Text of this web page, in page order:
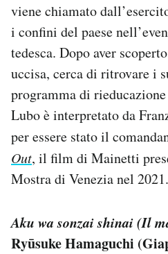
viene chiamato
i confini del paese
tedesca. Dopo aver
uccisa, cerca di ritrovare i
programma di
Lubo è interpretato da
per essere stato il
Out, il film di Mainetti
Mostra di Venezia nel 2021.
Aku wa sonzai shinai (Il
Ryūsuke Hamaguchi